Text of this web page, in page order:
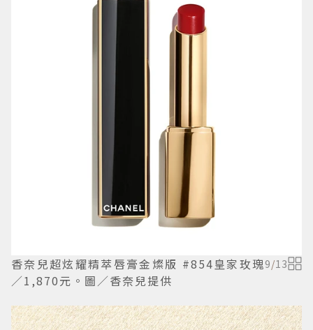
香奈兒超炫耀精萃唇膏金燦版 #854皇家玫瑰
／1,870元。圖／香奈兒提供
9/13